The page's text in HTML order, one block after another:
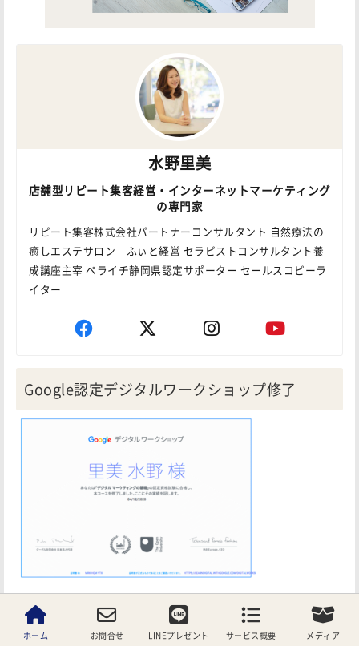
水野里美
店舗型リピート集客経営・インターネットマーケティング
の専門家
リピート集客株式会社パートナーコンサルタント 自然療法の
癒しエステサロン ふぃと経営 セラピストコンサルタント養
成講座主宰 ペライチ静岡県認定サポーター セールスコピーラ
イター
Google認定デジタルワークショップ修了
Google認定Google検索広告認定資格保有
ホーム お問合せ LINEプレゼント サービス概要 メディア